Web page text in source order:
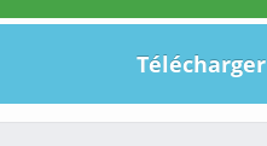
Télécharger